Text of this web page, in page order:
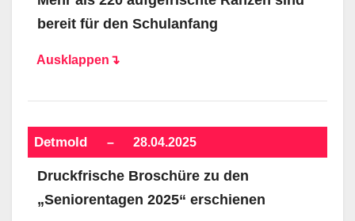
bereit für den Schulanfang
Ausklappen↴
Detmold – 28.04.2025
Druckfrische Broschüre zu den
„Seniorentagen 2025“ erschienen